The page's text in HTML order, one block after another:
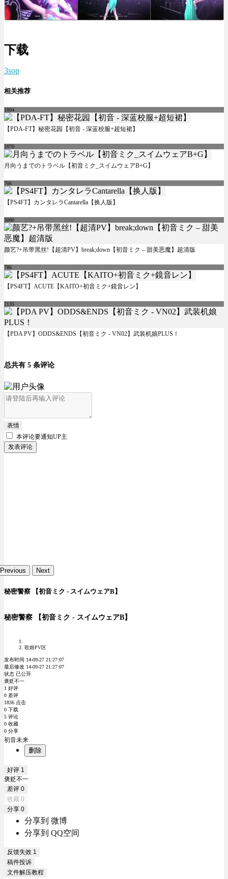
下载
3sop
相关推荐
1804
【PDA-FT】秘密花园【初音 - 深蓝校服+超短裙】
2070
月向うまでのトラベル【初音ミク_スイムウェアB+G】
766
【PS4FT】カンタレラCantarella【换人版】
3080
颜艺?+吊带黑丝!【超清PV】break;down【初音ミク – 甜美恶魔】超清版
786
【PS4FT】ACUTE【KAITO+初音ミク+鏡音レン】
2135
【PDA PV】ODDS&ENDS【初音ミク - VN02】武装机娘PLUS！
总共有 5 条评论
表情
本评论要通知UP主
发表评论
Previous Next
秘密警察 【初音ミク - スイムウェアB】
秘密警察 【初音ミク - スイムウェアB】
歌姬PV区
发布时间 14-09-27 21:27:07
最后修改 14-09-27 21:27:07
状态 已公开
褒贬不一
1 好评
0 差评
1836 点击
0 下载
5 评论
0 收藏
0 分享
初音未来
删除
好评 1
褒贬不一
差评 0
收藏 0
分享 0
分享到 微博
分享到 QQ空间
反馈失效 1
稿件投诉
文件解压教程